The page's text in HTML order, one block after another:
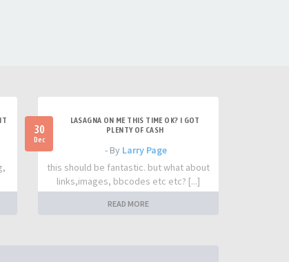
30
Dec
LASAGNA ON ME THIS TIME OK? I GOT
PLENTY OF CASH
- By Larry Page
this should be fantastic. but what about
links,images, bbcodes etc etc? [...]
READ MORE